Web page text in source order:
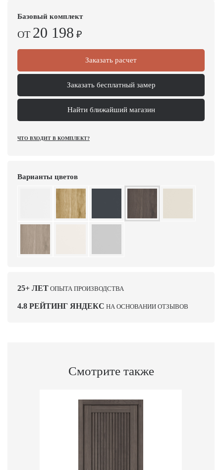
Базовый комплект
ОТ 20 198 ₽
Заказать расчет
Заказать бесплатный замер
Найти ближайший магазин
ЧТО ВХОДИТ В КОМПЛЕКТ?
Варианты цветов
25+ ЛЕТ ОПЫТА ПРОИЗВОДСТВА
4.8 РЕЙТИНГ ЯНДЕКС НА ОСНОВАНИИ ОТЗЫВОВ
Смотрите также